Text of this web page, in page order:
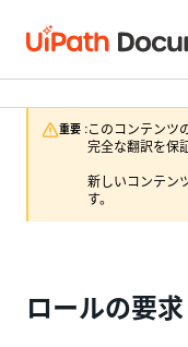
重要 :このコンテンツ
完全な翻訳を保
新しいコンテン
す。
ロールの要求